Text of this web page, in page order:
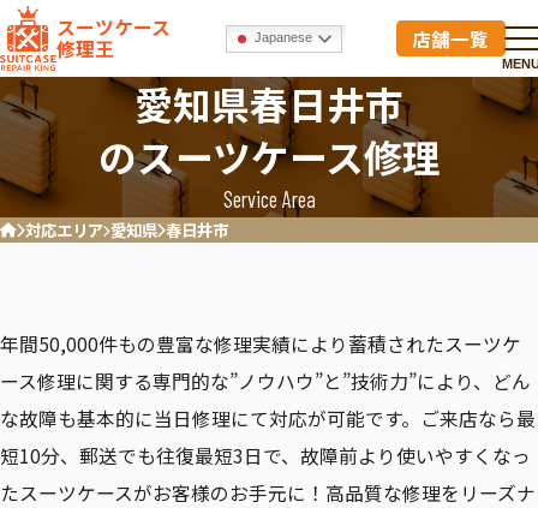
スーツケース
修理王 Japanese 店舗一覧
愛知県春日井市
のスーツケース修理
Service Area
ホーム対応エリア 愛知県 春日井市
年間50,000件もの豊富な修理実績により蓄積されたスーツケ
ース修理に関する専門的な”ノウハウ”と”技術力”により、どん
な故障も基本的に当日修理にて対応が可能です。ご来店なら最
短10分、郵送でも往復最短3日で、故障前より使いやすくなっ
たスーツケースがお客様のお手元に！高品質な修理をリーズナ